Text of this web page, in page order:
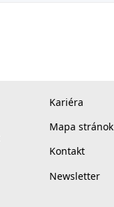
Kariéra
Mapa stránok
Kontakt
Newsletter